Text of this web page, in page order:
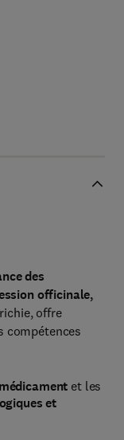
des
officinale,
offre
compétences
et les
et